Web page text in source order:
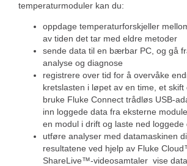
temperaturmoduler kan du:
oppdage temperaturforskjeller
av tiden det tar med eldre metoder
sende data til en bærbar PC, og gå
analyse og diagnose
registrere over tid for å overvåke
kretslasten i løpet av en time, et skift
bruke Fluke Connect trådløs USB-
inn loggede data fra eksterne
en modul i drift og laste ned loggede
utføre analyser med datamaskinen
resultatene ved hjelp av Fluke
ShareLive™-videosamtaler vise